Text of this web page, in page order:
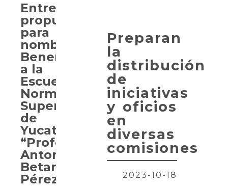
Preparan
la
distribución
de
iniciativas
y oficios
en
diversas
comisiones
2023-10-18
Entregan
propuesta
para
nombrar
Benemérita
a la
Escuela
Normal
Superior
de
Yucatán
“Profesor
Antonio
Betancourt
Pérez”